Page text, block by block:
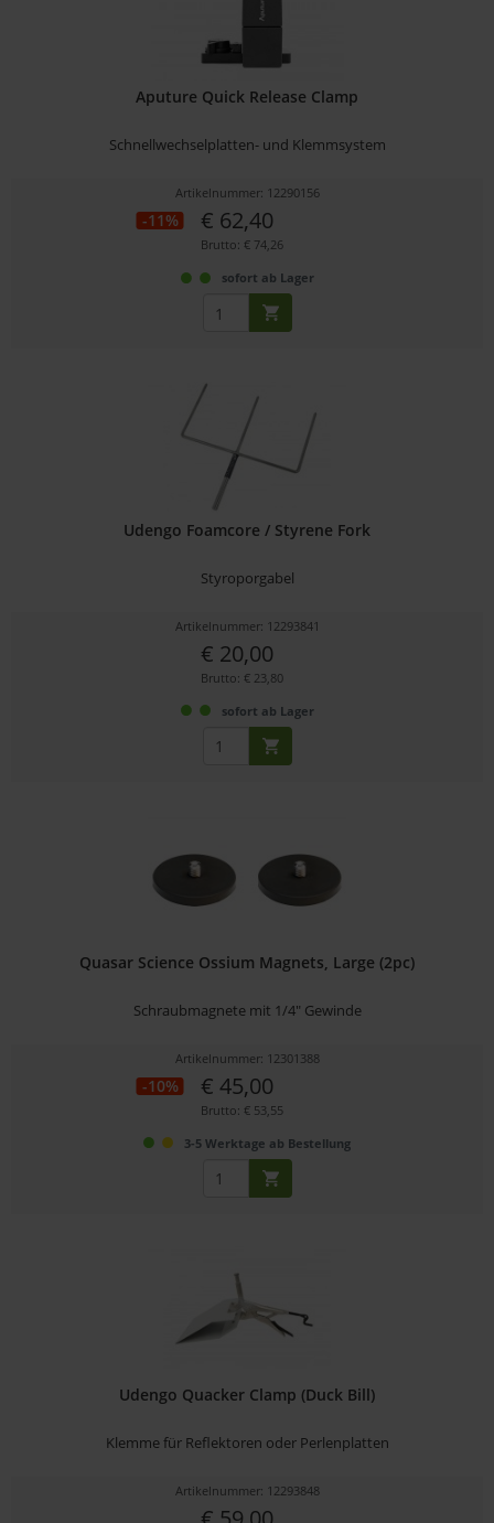
Aputure Quick Release Clamp
Schnellwechselplatten- und Klemmsystem
Artikelnummer: 12290156
-11% € 62,40
Brutto: € 74,26
sofort ab Lager
Udengo Foamcore / Styrene Fork
Styroporgabel
Artikelnummer: 12293841
€ 20,00
Brutto: € 23,80
sofort ab Lager
Quasar Science Ossium Magnets, Large (2pc)
Schraubmagnete mit 1/4" Gewinde
Artikelnummer: 12301388
-10% € 45,00
Brutto: € 53,55
3-5 Werktage ab Bestellung
Udengo Quacker Clamp (Duck Bill)
Klemme für Reflektoren oder Perlenplatten
Artikelnummer: 12293848